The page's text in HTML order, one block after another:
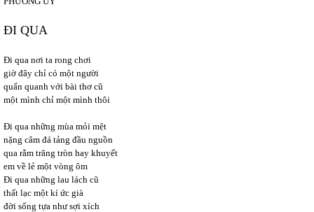
ĐI QUA
Đi qua nơi ta rong chơi
giờ đây chỉ có một người
quẩn quanh với bài thơ cũ
một mình chỉ một mình thôi
Đi qua những mùa mỏi mệt
nặng câm đá tảng đầu nguồn
qua rằm trăng tròn hay khuyết
em về lẻ một vòng ôm
Đi qua những lau lách cũ
thất lạc một kí ức già
đời sống tựa như sợi xích